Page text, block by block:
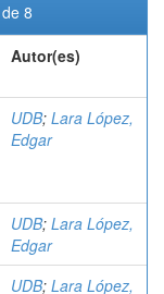
8
Autor(es)
UDB; Lara López,
Edgar
UDB; Lara López,
Edgar
UDB; Lara López,